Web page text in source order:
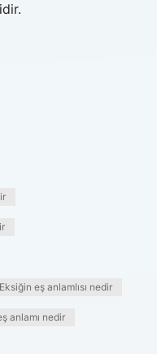
Eksiğin eş anlamlısı nedir
anlamı nedir